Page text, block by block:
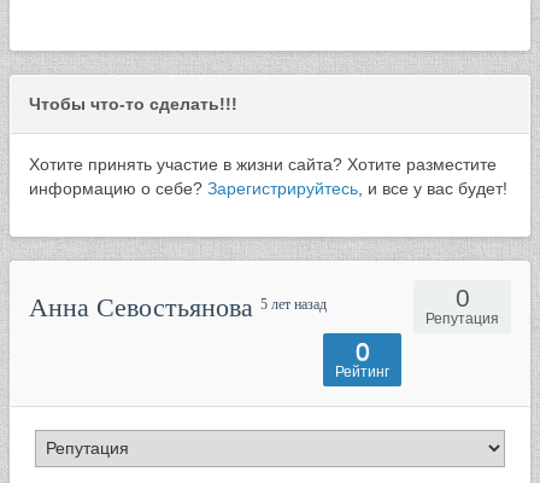
Чтобы что-то сделать!!!
Хотите принять участие в жизни сайта? Хотите разместите
информацию о себе? Зарегистрируйтесь , и все у вас будет!
Анна Севостьянова 5 лет назад 0
Репутация
0
Рейтинг